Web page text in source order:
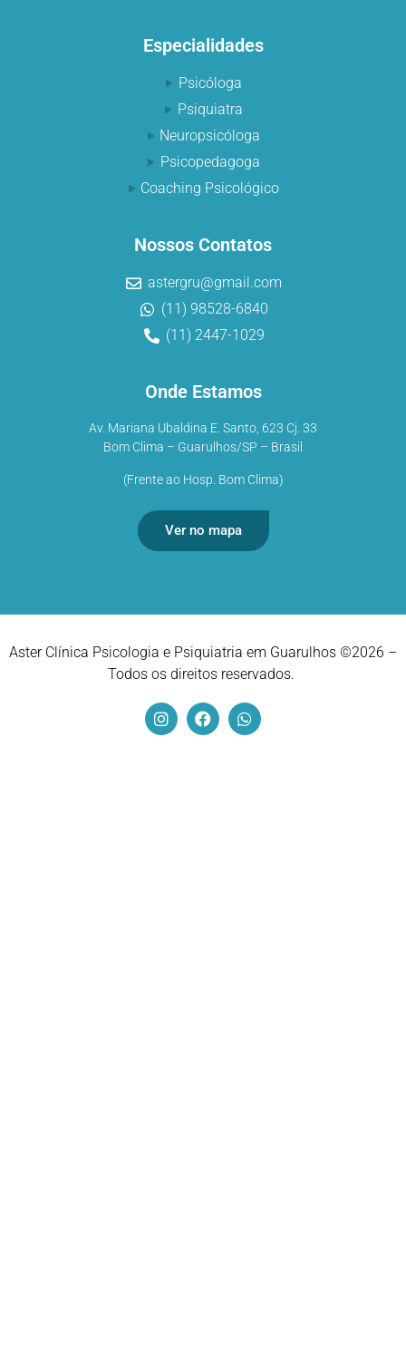
Especialidades
Psicóloga
Psiquiatra
Neuropsicóloga
Psicopedagoga
Coaching Psicológico
Nossos Contatos
astergru@gmail.com
(11) 98528-6840
(11) 2447-1029
Onde Estamos
Av. Mariana Ubaldina E. Santo, 623 Cj. 33
Bom Clima – Guarulhos/SP – Brasil
(Frente ao Hosp. Bom Clima)
Ver no mapa
Aster Clínica Psicologia e Psiquiatria em Guarulhos ©2026 –
Todos os direitos reservados.